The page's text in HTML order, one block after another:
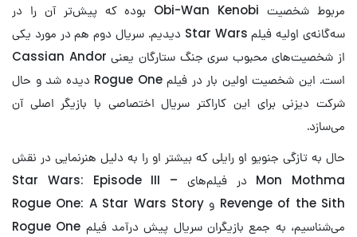
مربوط شخصیت Obi-Wan Kenobi بوده که پیش‌تر آن را در
سه‌گانه‌ی اولیه فیلم Star Wars دیدیم. سریال دوم هم در مورد یکی
از شخصیت‌های محبوب سری جنگ ستارگان یعنی Cassian Andor
است. این شخصیت اولین بار در فیلم Rogue One دیده شد و حال
شرکت دیزنی برای این کاراکتر سریال اختصاصی با بازیگر اصلی آن
می‌سازد.
حال به تازگی جنویو او رایلی که بیشتر او را به دلیل هنرنمایی در نقش
Mon Mothma در فیلم‌های Star Wars: Episode III –
Revenge of the Sith و Rogue One: A Star Wars Story
می‌شناسیم، به جمع بازیگران سریال پیش ‌درآمد فیلم Rogue One